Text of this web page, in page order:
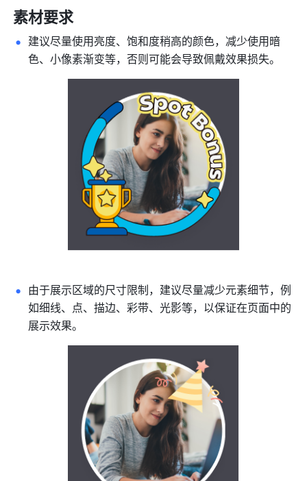
素材要求
建议尽量使用亮度、饱和度稍高的颜色，减少使用暗
色、小像素渐变等，否则可能会导致佩戴效果损失。
由于展示区域的尺寸限制，建议尽量减少元素细节，例
如细线、点、描边、彩带、光影等，以保证在页面中的
展示效果。